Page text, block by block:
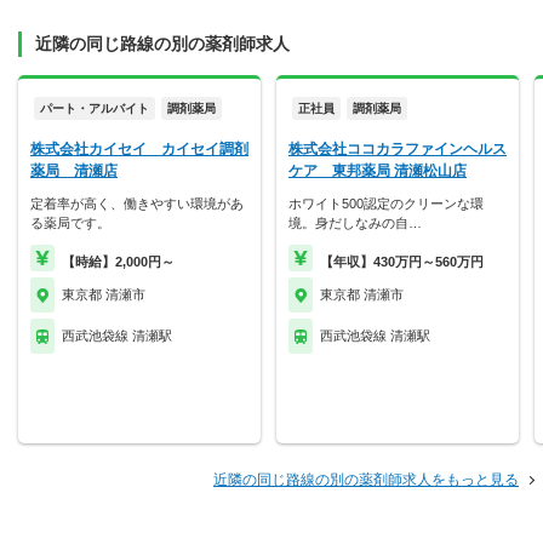
近隣の同じ路線の別の薬剤師求人
パート・アルバイト 調剤薬局
株式会社カイセイ カイセイ調剤
薬局 清瀬店
定着率が高く、働きやすい環境があ
る薬局です。
【時給】2,000円～
東京都 清瀬市
西武池袋線 清瀬駅
正社員 調剤薬局
株式会社ココカラファインヘルス
ケア 東邦薬局 清瀬松山店
ホワイト500認定のクリーンな環
境。身だしなみの自…
【年収】430万円～560万円
東京都 清瀬市
西武池袋線 清瀬駅
近隣の同じ路線の別の薬剤師求人をもっと見る